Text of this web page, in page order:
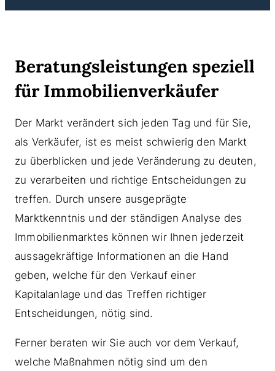
Beratungsleistungen speziell
für Immobilienverkäufer
Der Markt verändert sich jeden Tag und für Sie,
als Verkäufer, ist es meist schwierig den Markt
zu überblicken und jede Veränderung zu deuten,
zu verarbeiten und richtige Entscheidungen zu
treffen. Durch unsere ausgeprägte
Marktkenntnis und der ständigen Analyse des
Immobilienmarktes können wir Ihnen jederzeit
aussagekräftige Informationen an die Hand
geben, welche für den Verkauf einer
Kapitalanlage und das Treffen richtiger
Entscheidungen, nötig sind.
Ferner beraten wir Sie auch vor dem Verkauf,
welche Maßnahmen nötig sind um den